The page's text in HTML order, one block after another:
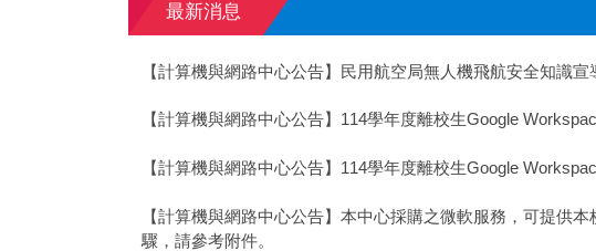
最新消息
【計算機與網路中心公告】民用航空局無人機飛航安全知識宣
【計算機與網路中心公告】114學年度離校生Google
【計算機與網路中心公告】114學年度離校生Google
【計算機與網路中心公告】本中心採購之微軟服務，可提供
驟，請參考附件。